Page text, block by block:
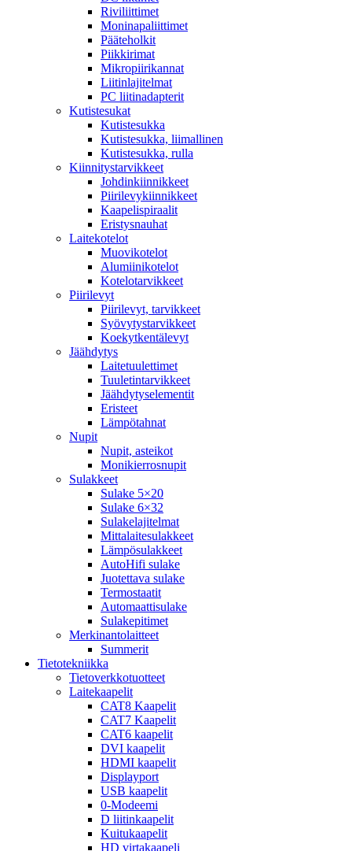
Riviliittimet
Moninapaliittimet
Pääteholkit
Piikkirimat
Mikropiirikannat
Liitinlajitelmat
PC liitinadapterit
Kutistesukat
Kutistesukka
Kutistesukka, liimallinen
Kutistesukka, rulla
Kiinnitystarvikkeet
Johdinkiinnikkeet
Piirilevykiinnikkeet
Kaapelispiraalit
Eristysnauhat
Laitekotelot
Muovikotelot
Alumiinikotelot
Kotelotarvikkeet
Piirilevyt
Piirilevyt, tarvikkeet
Syövytystarvikkeet
Koekytkentälevyt
Jäähdytys
Laitetuulettimet
Tuuletintarvikkeet
Jäähdytyselementit
Eristeet
Lämpötahnat
Nupit
Nupit, asteikot
Monikierrosnupit
Sulakkeet
Sulake 5×20
Sulake 6×32
Sulakelajitelmat
Mittalaitesulakkeet
Lämpösulakkeet
AutoHifi sulake
Juotettava sulake
Termostaatit
Automaattisulake
Sulakepitimet
Merkinantolaitteet
Summerit
Tietotekniikka
Tietoverkkotuotteet
Laitekaapelit
CAT8 Kaapelit
CAT7 Kaapelit
CAT6 kaapelit
DVI kaapelit
HDMI kaapelit
Displayport
USB kaapelit
0-Modeemi
D liitinkaapelit
Kuitukaapelit
HD virtakaapeli